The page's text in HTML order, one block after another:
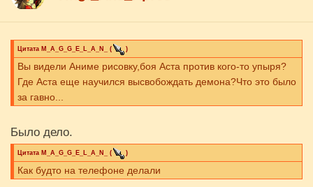
Цитата M_A_G_G_E_L_A_N_ ( )
Вы видели Аниме рисовку,боя Аста против кого-то упыря?
Где Аста еще научился высвобождать демона?Что это было
за гавно...
Было дело.
Цитата M_A_G_G_E_L_A_N_ ( )
Как будто на телефоне делали